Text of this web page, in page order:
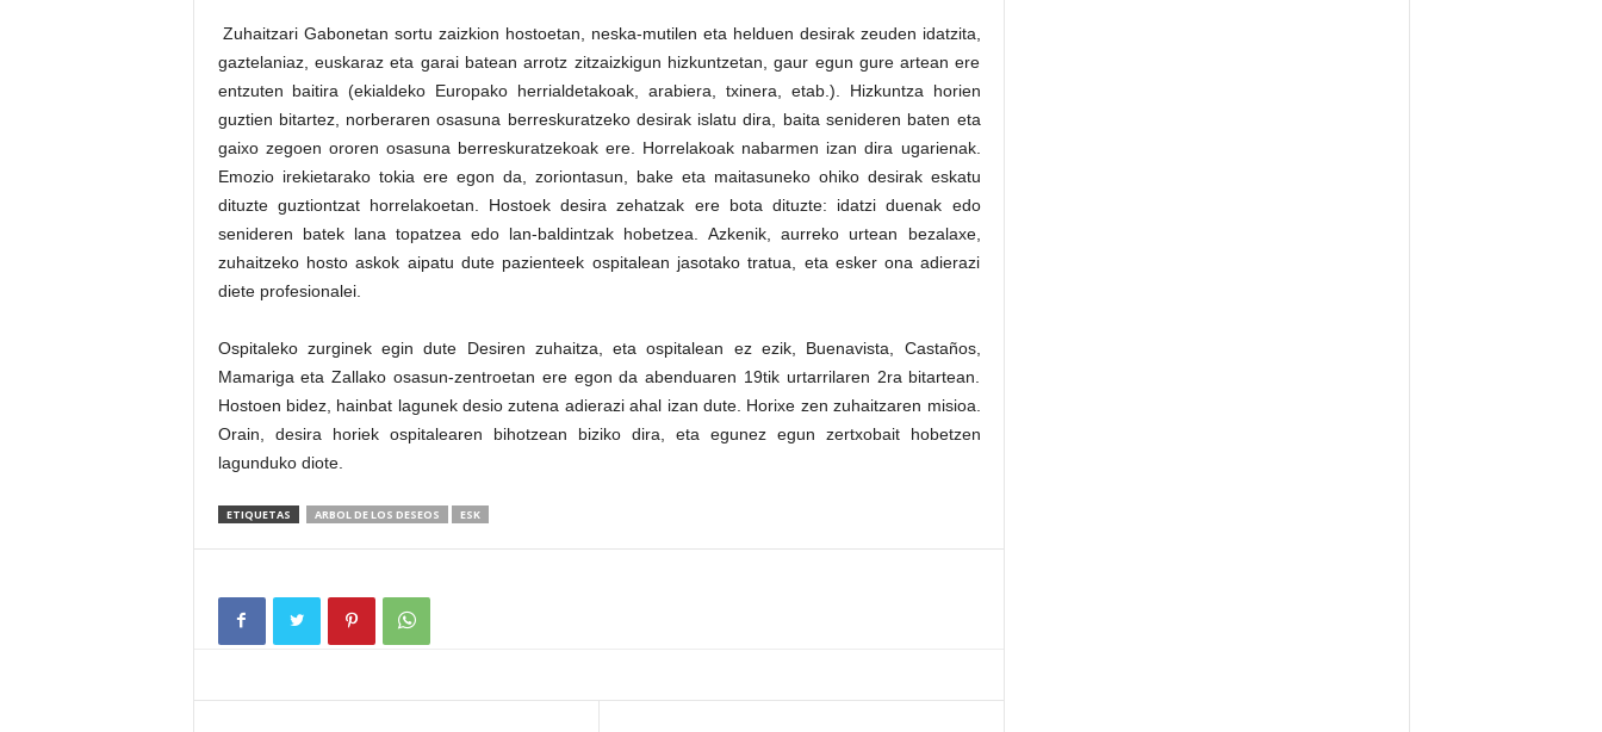
Zuhaitzari Gabonetan sortu zaizkion hostoetan, neska-mutilen eta helduen desirak zeuden idatzita,
gaztelaniaz, euskaraz eta garai batean arrotz zitzaizkigun hizkuntzetan, gaur egun gure artean ere
entzuten baitira (ekialdeko Europako herrialdetakoak, arabiera, txinera, etab.). Hizkuntza horien
guztien bitartez, norberaren osasuna berreskuratzeko desirak islatu dira, baita senideren baten eta
gaixo zegoen ororen osasuna berreskuratzekoak ere. Horrelakoak nabarmen izan dira ugarienak.
Emozio irekietarako tokia ere egon da, zoriontasun, bake eta maitasuneko ohiko desirak eskatu
dituzte guztiontzat horrelakoetan. Hostoek desira zehatzak ere bota dituzte: idatzi duenak edo
senideren batek lana topatzea edo lan-baldintzak hobetzea. Azkenik, aurreko urtean bezalaxe,
zuhaitzeko hosto askok aipatu dute pazienteek ospitalean jasotako tratua, eta esker ona adierazi
diete profesionalei.
Ospitaleko zurginek egin dute Desiren zuhaitza, eta ospitalean ez ezik, Buenavista, Castaños,
Mamariga eta Zallako osasun-zentroetan ere egon da abenduaren 19tik urtarrilaren 2ra bitartean.
Hostoen bidez, hainbat lagunek desio zutena adierazi ahal izan dute. Horixe zen zuhaitzaren misioa.
Orain, desira horiek ospitalearen bihotzean biziko dira, eta egunez egun zertxobait hobetzen
lagunduko diote.
ETIQUETAS ARBOL DE LOS DESEOS ESK